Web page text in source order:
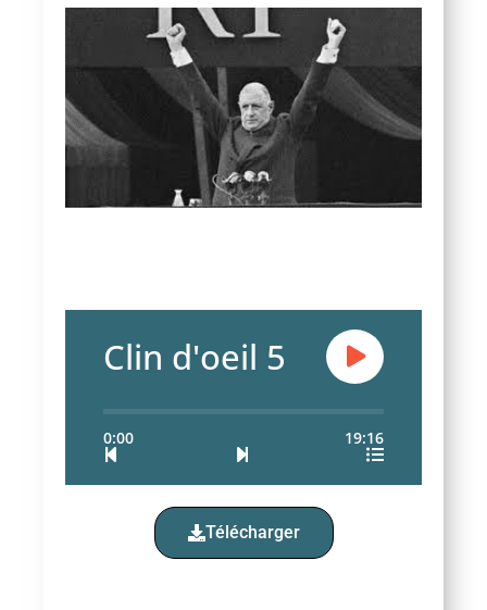
Clin d'oeil 5
0:00 19:16
Télécharger